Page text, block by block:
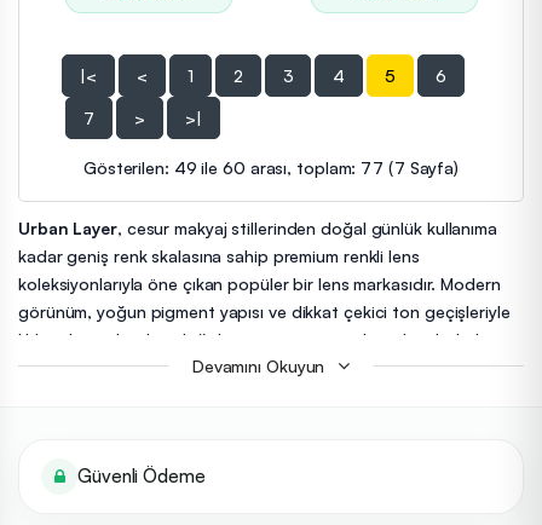
|< < 1 2 3 4 5 6
7 > >|
Gösterilen: 49 ile 60 arası, toplam: 77 (7 Sayfa)
Urban Layer, cesur makyaj stillerinden doğal günlük kullanıma
kadar geniş renk skalasına sahip premium renkli lens
koleksiyonlarıyla öne çıkan popüler bir lens markasıdır. Modern
görünüm, yoğun pigment yapısı ve dikkat çekici ton geçişleriyle
Urban Layer lensler; doğal göz görünümünü korurken bakışlara
etkileyici bir derinlik kazandırır.
kadar onlarca farklı seçenek bulunmaktadır. Özellikle gri, buz
Devamını Okuyun
Güvenli Ödeme